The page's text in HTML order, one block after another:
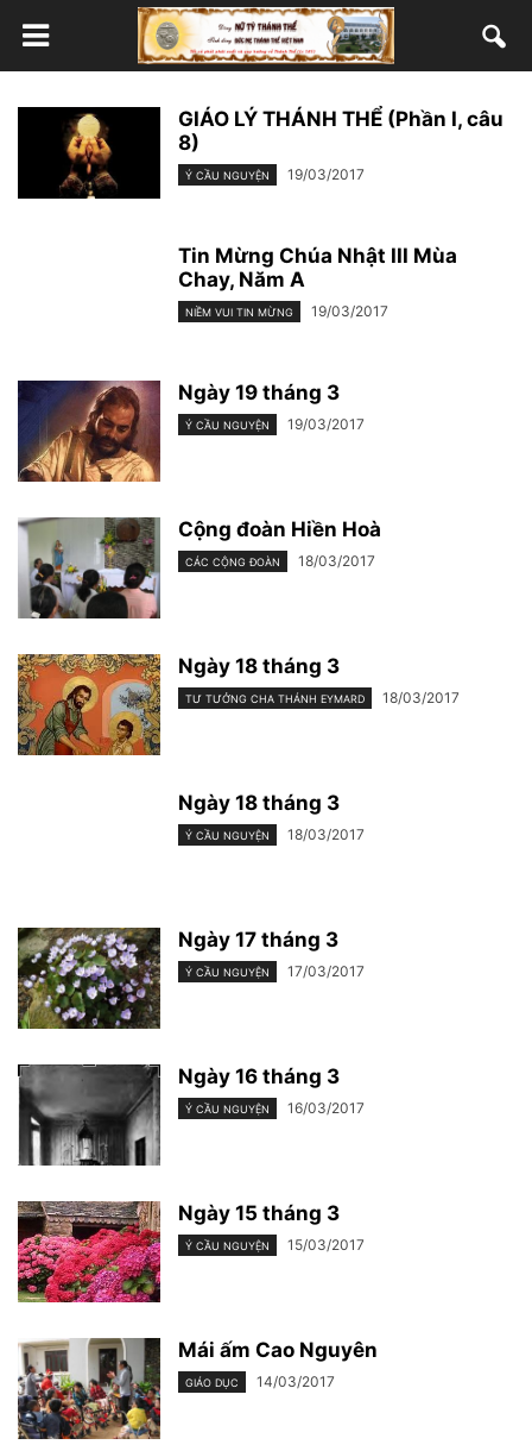
GIÁO LÝ THÁNH THỂ (Phần I, câu
8)
Ý CẦU NGUYỆN 19/03/2017
Tin Mừng Chúa Nhật III Mùa
Chay, Năm A
NIỀM VUI TIN MỪNG 19/03/2017
Ngày 19 tháng 3
Ý CẦU NGUYỆN 19/03/2017
Cộng đoàn Hiền Hoà
CÁC CỘNG ĐOÀN 18/03/2017
Ngày 18 tháng 3
TƯ TƯỞNG CHA THÁNH EYMARD 18/03/2017
Ngày 18 tháng 3
Ý CẦU NGUYỆN 18/03/2017
Ngày 17 tháng 3
Ý CẦU NGUYỆN 17/03/2017
Ngày 16 tháng 3
Ý CẦU NGUYỆN 16/03/2017
Ngày 15 tháng 3
Ý CẦU NGUYỆN 15/03/2017
Mái ấm Cao Nguyên
GIÁO DỤC 14/03/2017